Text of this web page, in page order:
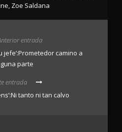
, Zoe Saldana
entrada
jefe’:Prometedor camino a
parte
entrada
tanto ni tan calvo